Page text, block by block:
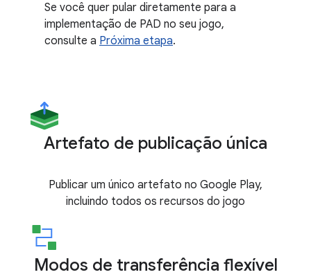
Se você quer pular diretamente para a
implementação de PAD no seu jogo,
consulte a Próxima etapa.
Artefato de publicação única
Publicar um único artefato no Google Play,
incluindo todos os recursos do jogo
Modos de transferência flexível